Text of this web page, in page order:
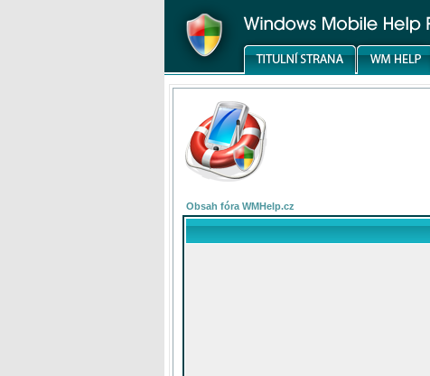
Obsah fóra WMHelp.cz